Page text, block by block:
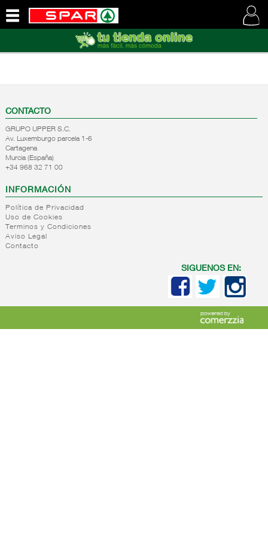
SOMOS
CONTACTO
GRUPO UPPER S.C.
Av. Luxemburgo parcela 1-6
Cartagena
Murcia (España)
+34 968 32 71 00
INFORMACIÓN
Política de Privacidad
Uso de Cookies
Terminos y Condiciones
Aviso Legal
Contacto
SIGUENOS EN: